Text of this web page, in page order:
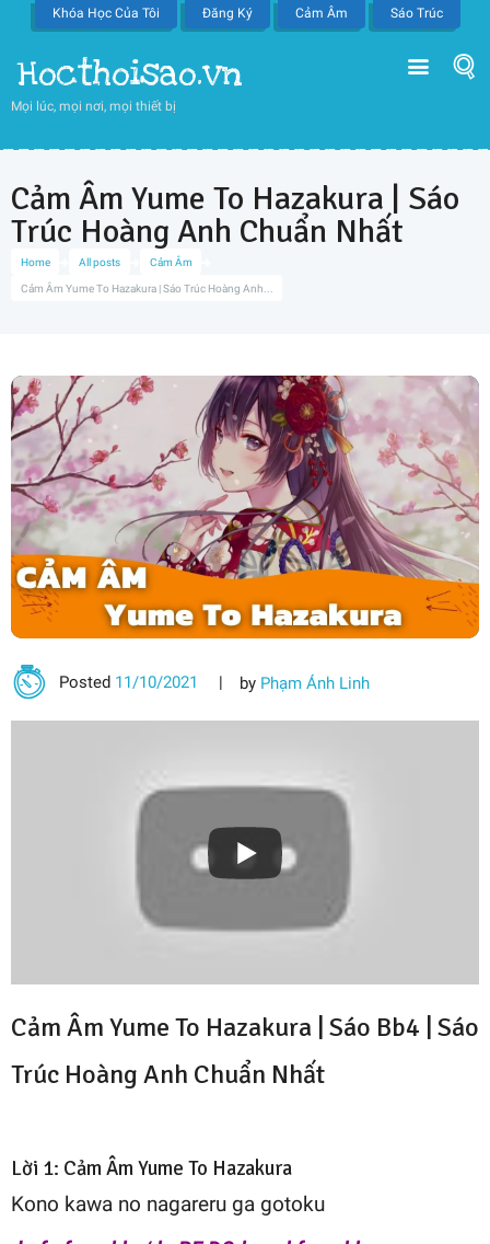
Khóa Học Của Tôi Đăng Ký Cảm Âm Sáo Trúc
Hocthoisao.vn
Mọi lúc, mọi nơi, mọi thiết bị
Home All posts Cảm Âm
Cảm Âm Yume To Hazakura | Sáo Trúc Hoàng Anh...
Cảm Âm Yume To Hazakura | Sáo
Trúc Hoàng Anh Chuẩn Nhất
Posted 11/10/2021 by Phạm Ánh Linh
Cảm Âm Yume To Hazakura | Sáo Bb4 | Sáo
Trúc Hoàng Anh Chuẩn Nhất
Lời 1: Cảm Âm Yume To Hazakura
Kono kawa no nagareru ga gotoku